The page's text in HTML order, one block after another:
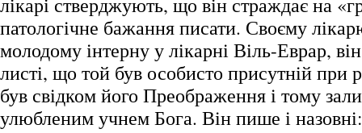
патологічне бажання писати. Своєму
молодому інтерну у лікарні Віль-Еврар,
листі, що той був особисто присутній при
був свідком його Преображення і тому
улюбленим учнем Бога. Він пише і